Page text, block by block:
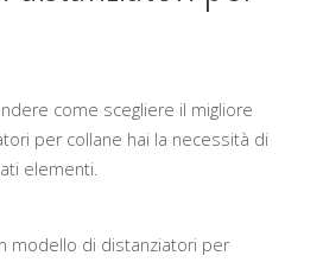
come scegliere il migliore
per collane hai la necessità di
elementi.
modello di distanziatori per